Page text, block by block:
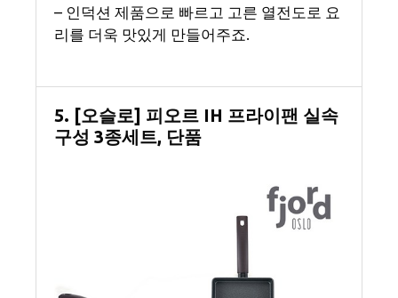
– 인덕션 제품으로 빠르고 고른 열전도로 요
리를 더욱 맛있게 만들어주죠.
5. [오슬로] 피오르 IH 프라이팬 실속
구성 3종세트, 단품